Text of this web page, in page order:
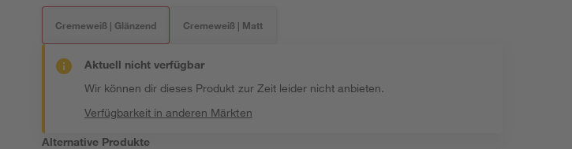
Cremeweiß | Glänzend Cremeweiß | Matt
Aktuell nicht verfügbar
Wir können dir dieses Produkt zur Zeit leider nicht anbieten.
Verfügbarkeit in anderen Märkten
Alternative Produkte